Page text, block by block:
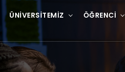
ÜNIVERSITEMIZ ÖĞRENCI